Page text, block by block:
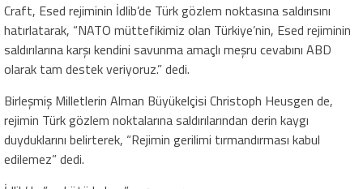
Craft, Esed rejiminin İdlib’de Türk gözlem noktasına saldırısını
hatırlatarak, “NATO müttefikimiz olan Türkiye’nin, Esed rejiminin
saldırılarına karşı kendini savunma amaçlı meşru cevabını ABD
olarak tam destek veriyoruz.” dedi.
Birleşmiş Milletlerin Alman Büyükelçisi Christoph Heusgen de,
rejimin Türk gözlem noktalarına saldırılarından derin kaygı
duyduklarını belirterek, “Rejimin gerilimi tırmandırması kabul
edilemez” dedi.